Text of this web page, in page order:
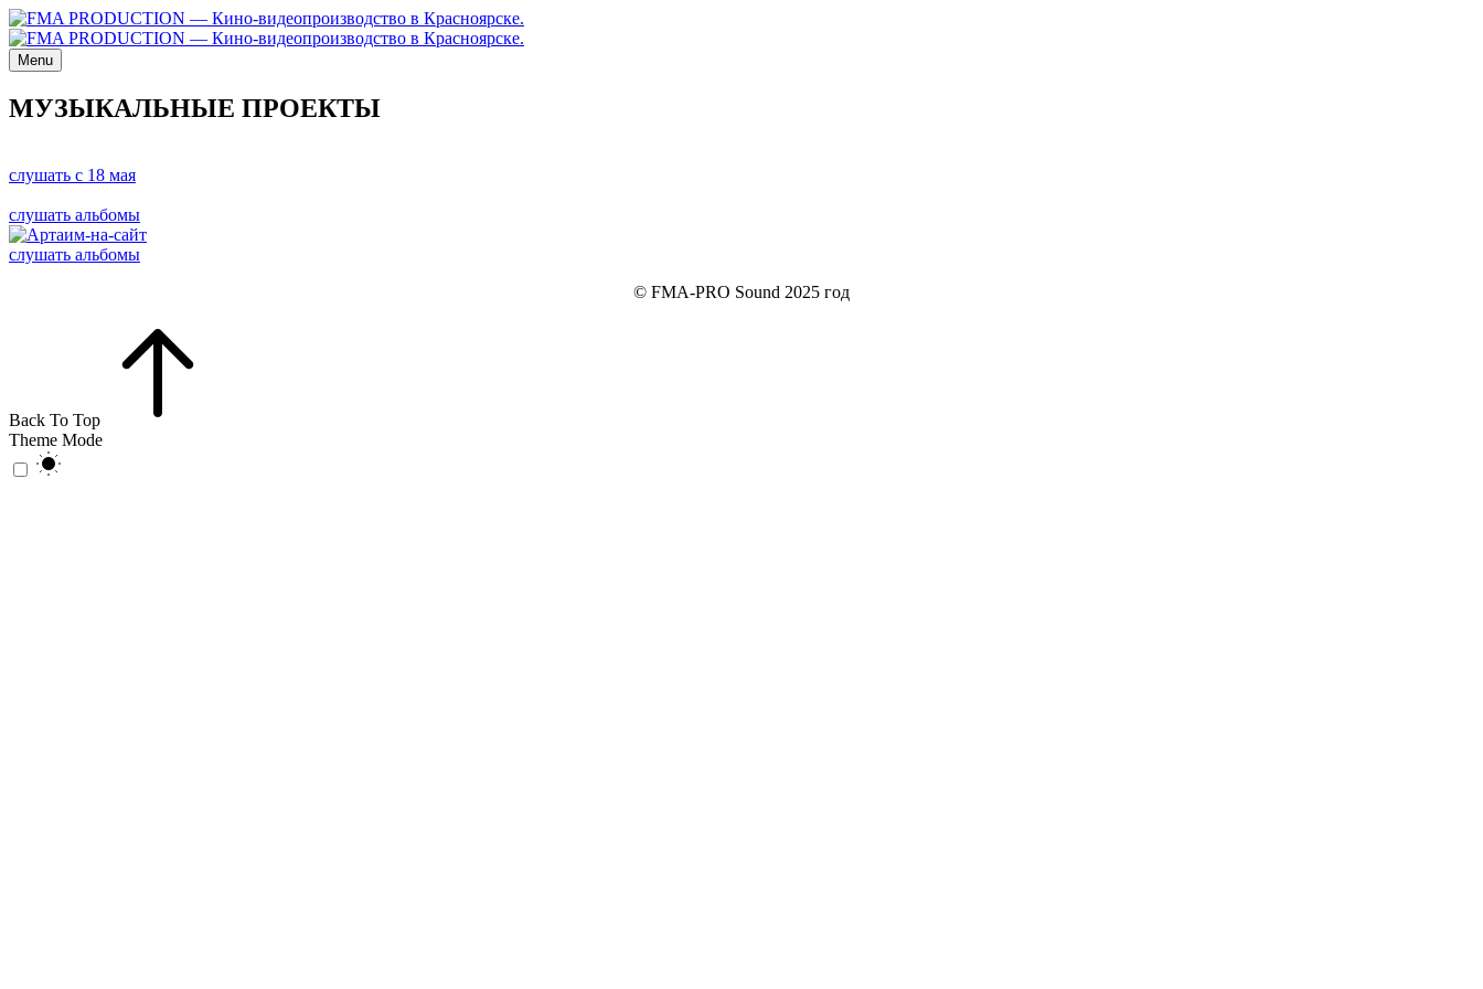
Menu
МУЗЫКАЛЬНЫЕ ПРОЕКТЫ
слушать с 18 мая
слушать альбомы
слушать альбомы
© FMA-PRO Sound 2025 год
Back To Top
Theme Mode